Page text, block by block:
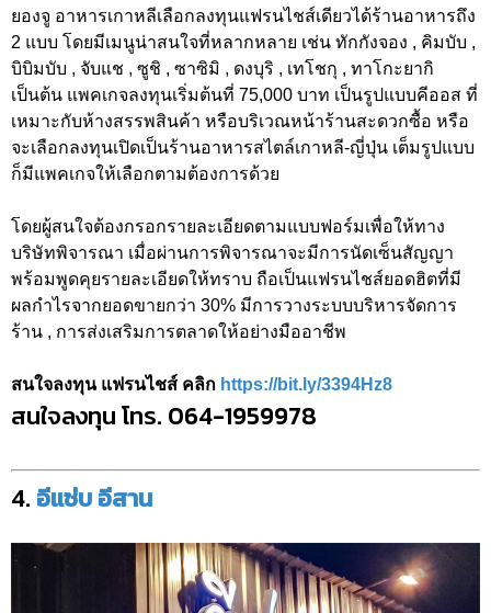
ยองจู อาหารเกาหลีเลือกลงทุนแฟรนไชส์เดียวได้ร้านอาหารถึง
2 แบบ โดยมีเมนูน่าสนใจที่หลากหลาย เช่น ทักกังจอง , คิมบับ ,
บิบิมบับ , จับแช , ซูชิ , ซาซิมิ , ดงบุริ , เทโชกุ , ทาโกะยากิ
เป็นต้น แพคเกจลงทุนเริ่มต้นที่ 75,000 บาท เป็นรูปแบบคีออส ที่
เหมาะกับห้างสรรพสินค้า หรือบริเวณหน้าร้านสะดวกซื้อ หรือ
จะเลือกลงทุนเปิดเป็นร้านอาหารสไตล์เกาหลี-ญี่ปุ่น เต็มรูปแบบ
ก็มีแพคเกจให้เลือกตามต้องการด้วย
โดยผู้สนใจต้องกรอกรายละเอียดตามแบบฟอร์มเพื่อให้ทาง
บริษัทพิจารณา เมื่อผ่านการพิจารณาจะมีการนัดเซ็นสัญญา
พร้อมพูดคุยรายละเอียดให้ทราบ ถือเป็นแฟรนไชส์ยอดฮิตที่มี
ผลกำไรจากยอดขายกว่า 30% มีการวางระบบบริหารจัดการ
ร้าน , การส่งเสริมการตลาดให้อย่างมืออาชีพ
สนใจลงทุน แฟรนไชส์ คลิก https://bit.ly/3394Hz8
สนใจลงทุน โทร. 064-1959978
4. อีแซ่บ อีสาน